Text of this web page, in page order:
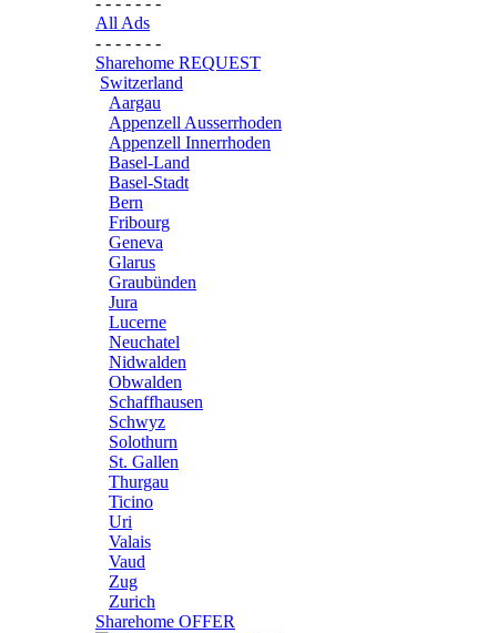
All Ads
- - - - - - -
Sharehome REQUEST
Switzerland
Aargau
Appenzell Ausserrhoden
Appenzell Innerrhoden
Basel-Land
Basel-Stadt
Bern
Fribourg
Geneva
Glarus
Graubünden
Jura
Lucerne
Neuchatel
Nidwalden
Obwalden
Schaffhausen
Schwyz
Solothurn
St. Gallen
Thurgau
Ticino
Uri
Valais
Vaud
Zug
Zurich
Sharehome OFFER